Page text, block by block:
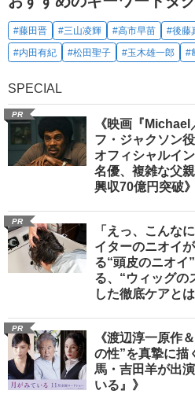
#藤田晋 #三山凌輝 #高市早苗 #後藤
#内田有紀
#松田聖子 #玉木雄一郎 #
SPECIAL
PR
《映画『
フ・ジャクソン
オフィシャルイ
名優、複雑な父
興収70億円突破》
PR
「えっ、こんな
イターのニオイ
る“頭皮のニオイ
る、“ウィッグの
した徹底ケアとは
PR
《渡辺淳一原作
の性”を真摯に描
馬・吉田羊が出
いる』》